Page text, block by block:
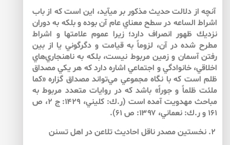
آنچه از دلالت حديث مذكور بر مي­آيد، اين است كه از باب
اشراط الساعه در سطح معناي عام آن بوده و بلكه به دوران
نزديك ظهور انصراف دارد؛ زيرا عموم علامت­ها و اشراط
مطرح شده در آن، لزوماً به قيامت و دگرگوني يا از بين
‌رفتن آسمان و زمين مربوط نيست، بلكه به ناهنجاري‌هاي
اخلاقي، خانوادگي و اجتماعي اشاره دارد كه هر يكي مصداق
ظلم است كه با نگاه مجموعي مي‌تواند مصداق گزاره «كما
ملئت ظلماً و جوراً» باشد كه در روايات متعدد مربوط به
مباحث مهدويت آمده است (ر.ك: كليني، ۱۴۲۹: ج ۲، ص
۱۶۱ و ر.ك: نعماني، ۱۳۹۷: ص ۶۱).
۲. نخستين مصدر ناقل احاديث تلاعن در اهل تسنن